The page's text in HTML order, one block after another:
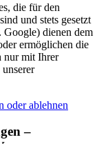
die für den
und stets gesetzt
dienen dem
ermöglichen die
nur mit Ihrer
oder ablehnen
–